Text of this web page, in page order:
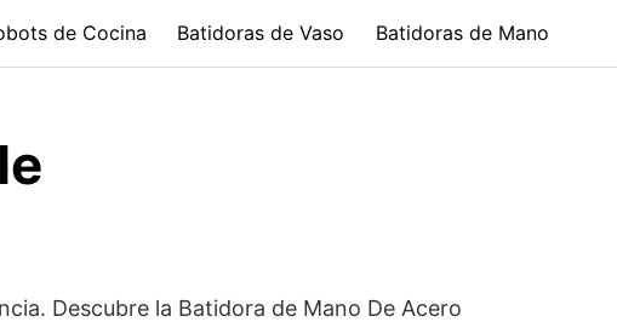
de Cocina Batidoras de Vaso Batidoras de Mano
Descubre la Batidora de Mano De Acero